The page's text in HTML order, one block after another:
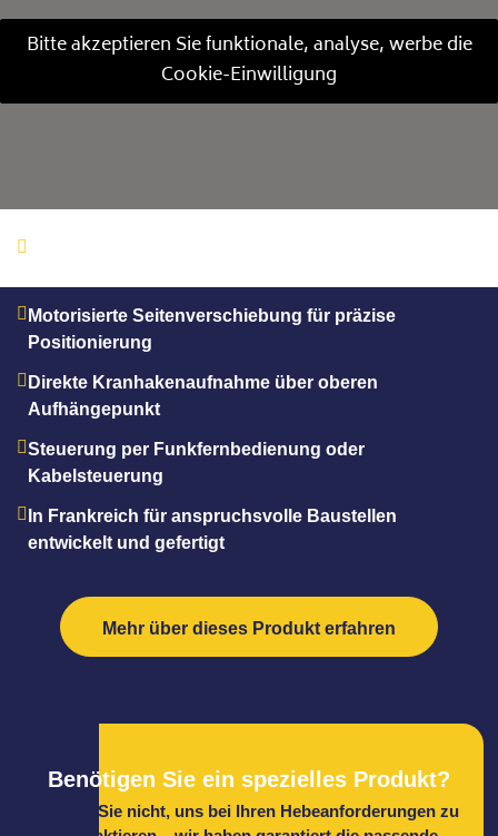
Bitte akzeptieren Sie funktionale, analyse, werbe die
Cookie-Einwilligung
Motorisierte Seitenverschiebung für präzise
Positionierung
Direkte Kranhakenaufnahme über oberen
Aufhängepunkt
Steuerung per Funkfernbedienung oder
Kabelsteuerung
In Frankreich für anspruchsvolle Baustellen
entwickelt und gefertigt
Mehr über dieses Produkt erfahren
Benötigen Sie ein spezielles Produkt?
Zögern Sie nicht, uns bei Ihren Hebeanforderungen zu